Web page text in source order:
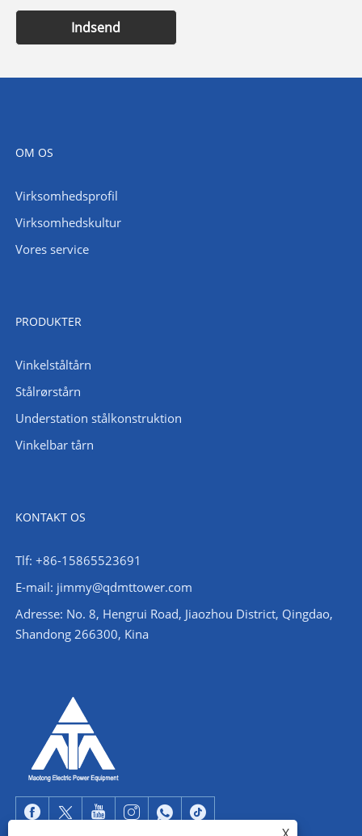
Indsend
OM OS
Virksomhedsprofil
Virksomhedskultur
Vores service
PRODUKTER
Vinkelståltårn
Stålrørstårn
Understation stålkonstruktion
Vinkelbar tårn
KONTAKT OS
Tlf: +86-15865523691
E-mail: jimmy@qdmttower.com
Adresse: No. 8, Hengrui Road, Jiaozhou District, Qingdao,
Shandong 266300, Kina